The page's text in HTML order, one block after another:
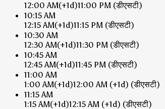
12:00 AM(+1d)11:00 PM (डीएसटी)
10:15 AM
12:15 AM(+1d)11:15 PM (डीएसटी)
10:30 AM
12:30 AM(+1d)11:30 PM (डीएसटी)
10:45 AM
12:45 AM(+1d)11:45 PM (डीएसटी)
11:00 AM
1:00 AM(+1d)12:00 AM (+1d) (डीएसटी)
11:15 AM
1:15 AM(+1d)12:15 AM (+1d) (डीएसटी)